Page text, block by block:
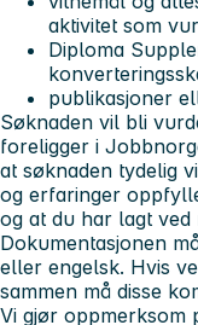
aktivitet som
Diploma
publikasjoner
Søknaden vil bli
foreligger i
at søknaden tydelig
og erfaringer
og at du har lagt ved
Dokumentasjonen
eller engelsk. Hvis
sammen må disse
Vi gjør oppmerksom